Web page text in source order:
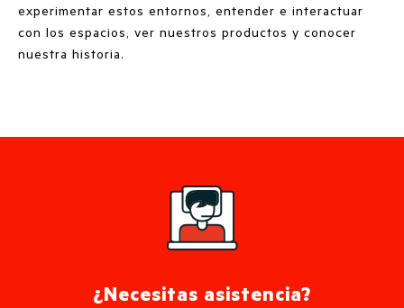
experimentar estos entornos, entender e interactuar
con los espacios, ver nuestros productos y conocer
nuestra historia.
¿Necesitas asistencia?